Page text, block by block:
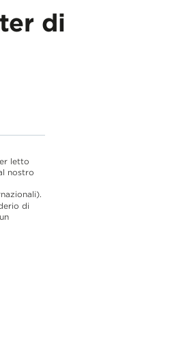
di
letto
nostro
di